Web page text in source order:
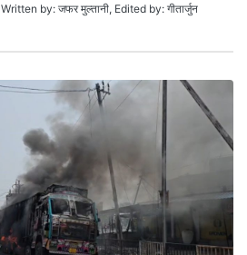
Written by: जफर मुल्तानी, Edited by: गीतार्जुन